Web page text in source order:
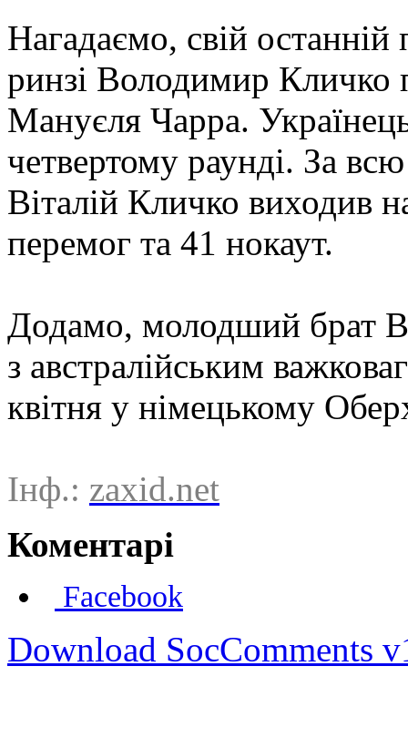
Нагадаємо, свій
ринзі Володимир Кличко
Мануєля Чарра.
четвертому раунді. За
Віталій Кличко виходив
перемог та 41 нокаут.
Додамо, молодший брат
з австралійським
квітня у німецькому
Інф.: zaxid.net
Коментарі
Facebook
Download SocComments